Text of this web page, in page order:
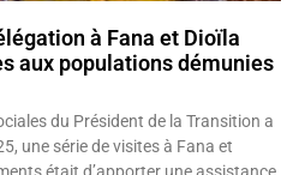
à Fana et Dioïla
aux populations démunies
du Président de la Transition a
une série de visites à Fana et
était d’apporter une assistance